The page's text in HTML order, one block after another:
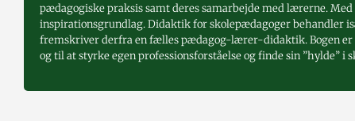
pædagogiske praksis samt deres samarbejde med lærerne.
inspirationsgrundlag. Didaktik for skolepædagoger behandler
fremskriver derfra en fælles pædagog-lærer-didaktik. Bogen
og til at styrke egen professionsforståelse og finde sin ”hylde” i